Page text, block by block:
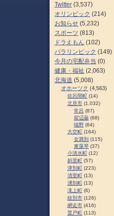
Twitter (3,537)
オリンピック (214)
お知らせ (5,232)
スポーツ (813)
ドラえもん (102)
パラリンピック (149)
今月の宅配弁当 (0)
健康・福祉 (2,063)
北海道 (5,008)
オホーツク (4,563)
佐呂間町 (14)
北見市 (1,032)
常呂 (87)
留辺蘂 (68)
端野 (64)
大空町 (164)
女満別 (115)
東藻琴 (37)
小清水町 (12)
斜里町 (57)
津別町 (223)
清里町 (13)
湧別町 (13)
滝上町 (6)
紋別市 (126)
網走市 (416)
置戸町 (113)